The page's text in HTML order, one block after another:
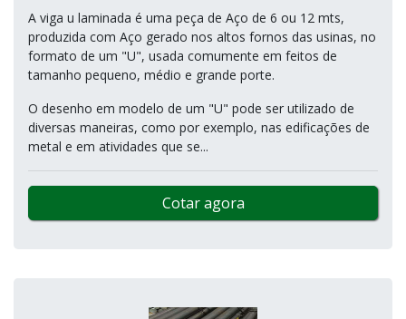
A viga u laminada é uma peça de Aço de 6 ou 12 mts,
produzida com Aço gerado nos altos fornos das usinas, no
formato de um "U", usada comumente em feitos de
tamanho pequeno, médio e grande porte.
O desenho em modelo de um "U" pode ser utilizado de
diversas maneiras, como por exemplo, nas edificações de
metal e em atividades que se...
Cotar agora